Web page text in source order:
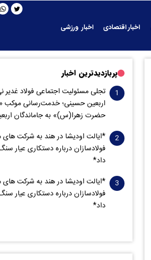
اخبار اقتصادی
اخبار ورزشی
پربازدیدترین اخبار
تجلی مسئولیت اجتماعی فولاد غدیر
اربعین حسینی؛ خدمت‌رسانی موکب
حضرت زهرا(س)» به جاماندگان
*ایالت اودیشا در هند به شرکت
فولادسازان درباره دستکاری عیار
داد*
*ایالت اودیشا در هند به شرکت
فولادسازان درباره دستکاری عیار
داد*